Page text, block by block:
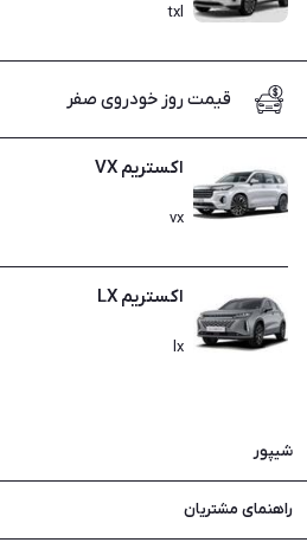
txl
قیمت روز خودروی صفر
اکستریم VX
vx
اکستریم LX
lx
شیپور
راهنمای مشتریان